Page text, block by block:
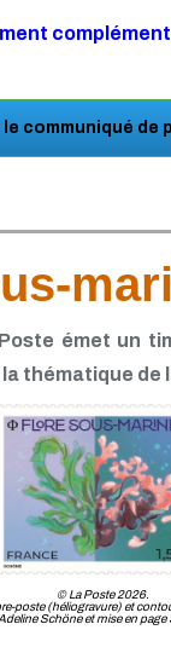
communiqué de
émet un
thématique de
© La Poste 2026.
poste (héliogravure) et
Schöne et mise en page